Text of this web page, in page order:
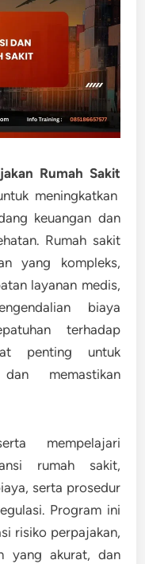
Rumah Sakit
meningkatkan
keuangan dan
Rumah sakit
yang kompleks,
layanan medis,
biaya
terhadap
penting untuk
memastikan
mempelajari
rumah sakit,
serta prosedur
Program ini
risiko perpajakan,
yang akurat, dan